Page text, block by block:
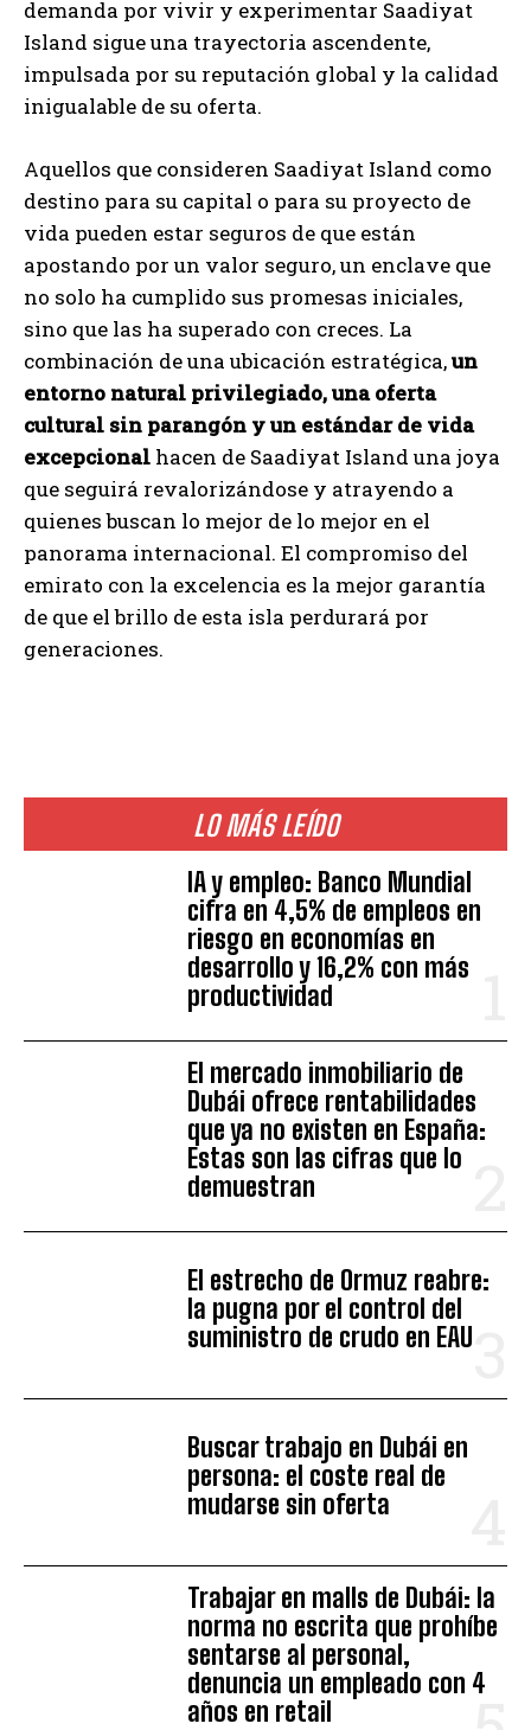
LO MÁS LEÍDO
IA y empleo: Banco Mundial
cifra en 4,5% de empleos en
riesgo en economías en
desarrollo y 16,2% con más
productividad
El mercado inmobiliario de
Dubái ofrece rentabilidades
que ya no existen en España:
Estas son las cifras que lo
demuestran
El estrecho de Ormuz reabre:
la pugna por el control del
suministro de crudo en EAU
Buscar trabajo en Dubái en
persona: el coste real de
mudarse sin oferta
Trabajar en malls de Dubái: la
norma no escrita que prohíbe
sentarse al personal,
denuncia un empleado con 4
años en retail
demanda por vivir y experimentar Saadiyat
Island sigue una trayectoria ascendente,
impulsada por su reputación global y la calidad
inigualable de su oferta.
Aquellos que consideren Saadiyat Island como
destino para su capital o para su proyecto de
vida pueden estar seguros de que están
apostando por un valor seguro, un enclave que
no solo ha cumplido sus promesas iniciales,
sino que las ha superado con creces. La
combinación de una ubicación estratégica,un
entorno natural privilegiado, una oferta
cultural sin parangón y un estándar de vida
excepcional hacen de Saadiyat Island una joya
que seguirá revalorizándose y atrayendo a
quienes buscan lo mejor de lo mejor en el
panorama internacional. El compromiso del
emirato con la excelencia es la mejor garantía
de que el brillo de esta isla perdurará por
generaciones.